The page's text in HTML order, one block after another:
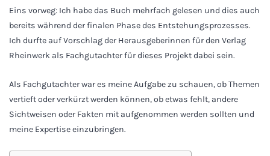
Eins vorweg: Ich habe das Buch mehrfach gelesen und dies auch
bereits während der finalen Phase des Entstehungsprozesses.
Ich durfte auf Vorschlag der Herausgeberinnen für den Verlag
Rheinwerk als Fachgutachter für dieses Projekt dabei sein.
Als Fachgutachter war es meine Aufgabe zu schauen, ob Themen
vertieft oder verkürzt werden können, ob etwas fehlt, andere
Sichtweisen oder Fakten mit aufgenommen werden sollten und
meine Expertise einzubringen.